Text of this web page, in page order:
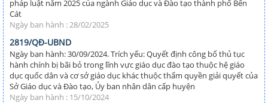
pháp luật năm 2025 của ngành Giáo dục và Đào tạo thành phố Bến
Cát
Ngày ban hành : 28/02/2025
2819/QĐ-UBND
Ngày ban hành: 30/09/2024. Trích yếu: Quyết định công bố thủ tục
hành chính bị bãi bỏ trong lĩnh vực giáo dục đào tạo thuộc hệ giáo
dục quốc dân và cơ sở giáo dục khác thuộc thẩm quyền giải quyết của
Sở Giáo dục và Đào tạo, Ủy ban nhân dân cấp huyện
Ngày ban hành : 15/10/2024